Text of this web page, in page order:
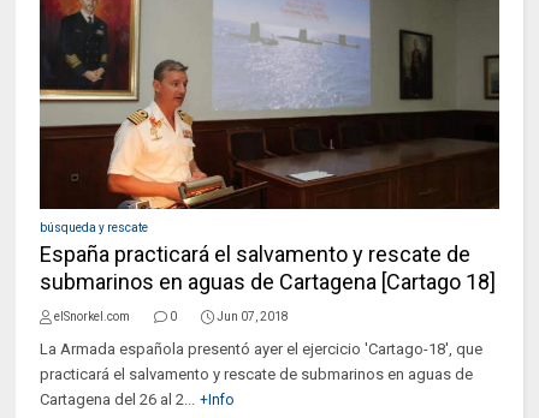
búsqueda y rescate
España practicará el salvamento y rescate de
submarinos en aguas de Cartagena [Cartago 18]
elSnorkel.com 0 Jun 07, 2018
La Armada española presentó ayer el ejercicio 'Cartago-18', que
practicará el salvamento y rescate de submarinos en aguas de
Cartagena del 26 al 2... +Info